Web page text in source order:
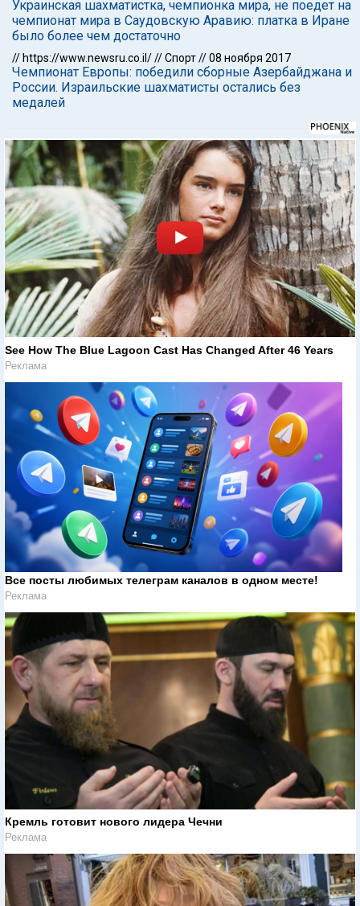
Украинская шахматистка, чемпионка мира, не поедет на
чемпионат мира в Саудовскую Аравию: платка в Иране
было более чем достаточно
// https://www.newsru.co.il///Спорт//08 ноября 2017
Чемпионат Европы: победили сборные Азербайджана и
России. Израильские шахматисты остались без
медалей
See How The Blue Lagoon Cast Has Changed After 46 Years
Реклама
Все посты любимых телеграм каналов в одном месте!
Реклама
Кремль готовит нового лидера Чечни
Реклама